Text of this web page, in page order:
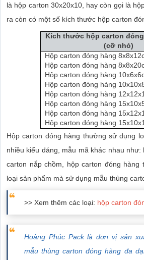
là hộp carton 30x20x10, hay còn gọi là
ra còn có một số kích thước hộp carton
Kích thước hộp carton
(cỡ nhỏ)
Hộp carton đóng hàng
Hộp carton đóng hàng
Hộp carton đóng hàng
Hộp carton đóng hàng
Hộp carton đóng hàng
Hộp carton đóng hàng
Hộp carton đóng hàng
Hộp carton đóng hàng
Hộp carton đóng hàng thường sử dụng
nhiều kiểu dáng, mẫu mã khác nhau
carton nắp chồm, hộp carton đóng
loại sản phẩm mà sử dụng mẫu thùng
>> Xem thêm các loại: hộp carton
Hoàng Phúc Pack là đơn vị sản
mẫu thùng carton đóng hàng đa